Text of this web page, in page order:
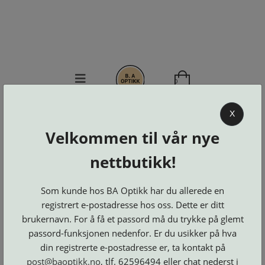
KJØPSVILKÅR
OSS
DELER
LOGG INN
0
Brillerens
Brillesnorer
Clip-
on
Suncover
Etuier
Innfatninger
Lesebriller
Luper
Speil
Microkluter
Neseputer
og
Solbriller
Se alle kategorier
X
Velkommen til vår nye
nettbutikk!
Som kunde hos BA Optikk har du allerede en
registrert e-postadresse hos oss. Dette er ditt
brukernavn. For å få et passord må du trykke på glemt
passord-funksjonen nedenfor. Er du usikker på hva
din registrerte e-postadresse er, ta kontakt på
post@baoptikk.no, tlf. 62596494 eller chat nederst i